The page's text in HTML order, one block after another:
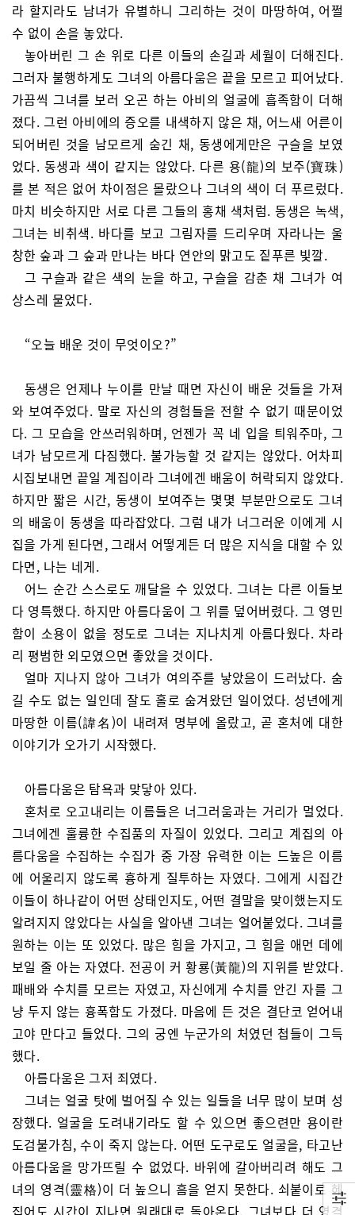
라 할지라도 남녀가 유별하니 그리하는 것이 마땅하여, 어쩔
수 없이 손을 놓았다.
놓아버린 그 손 위로 다른 이들의 손길과 세월이 더해진다.
그러자 불행하게도 그녀의 아름다움은 끝을 모르고 피어났다.
가끔씩 그녀를 보러 오곤 하는 아비의 얼굴에 흡족함이 더해
졌다. 그런 아비에의 증오를 내색하지 않은 채, 어느새 어른이
되어버린 것을 남모르게 숨긴 채, 동생에게만은 구슬을 보였
었다. 동생과 색이 같지는 않았다. 다른 용(龍)의 보주(寶珠)
를 본 적은 없어 차이점은 몰랐으나 그녀의 색이 더 푸르렀다.
마치 비슷하지만 서로 다른 그들의 홍채 색처럼. 동생은 녹색,
그녀는 비취색. 바다를 보고 그림자를 드리우며 자라나는 울
창한 숲과 그 숲과 만나는 바다 연안의 맑고도 짙푸른 빛깔.
그 구슬과 같은 색의 눈을 하고, 구슬을 감춘 채 그녀가 여
상스레 물었다.
“오늘 배운 것이 무엇이오?”
동생은 언제나 누이를 만날 때면 자신이 배운 것들을 가져
와 보여주었다. 말로 자신의 경험들을 전할 수 없기 때문이었
다. 그 모습을 안쓰러워하며, 언젠가 꼭 네 입을 틔워주마, 그
녀가 남모르게 다짐했다. 불가능할 것 같지는 않았다. 어차피
시집보내면 끝일 계집이라 그녀에겐 배움이 허락되지 않았다.
하지만 짧은 시간, 동생이 보여주는 몇몇 부분만으로도 그녀
의 배움이 동생을 따라잡았다. 그럼 내가 너그러운 이에게 시
집을 가게 된다면, 그래서 어떻게든 더 많은 지식을 대할 수 있
다면, 나는 네게.
어느 순간 스스로도 깨달을 수 있었다. 그녀는 다른 이들보
다 영특했다. 하지만 아름다움이 그 위를 덮어버렸다. 그 영민
함이 소용이 없을 정도로 그녀는 지나치게 아름다웠다. 차라
리 평범한 외모였으면 좋았을 것이다.
얼마 지나지 않아 그녀가 여의주를 낳았음이 드러났다. 숨
길 수도 없는 일인데 잘도 홀로 숨겨왔던 일이었다. 성년에게
마땅한 이름(諱名)이 내려져 명부에 올랐고, 곧 혼처에 대한
이야기가 오가기 시작했다.
아름다움은 탐욕과 맞닿아 있다.
혼처로 오고내리는 이름들은 너그러움과는 거리가 멀었다.
그녀에겐 훌륭한 수집품의 자질이 있었다. 그리고 계집의 아
름다움을 수집하는 수집가 중 가장 유력한 이는 드높은 이름
에 어울리지 않도록 흉하게 질투하는 자였다. 그에게 시집간
이들이 하나같이 어떤 상태인지도, 어떤 결말을 맞이했는지도
알려지지 않았다는 사실을 알아낸 그녀는 얼어붙었다. 그녀를
원하는 이는 또 있었다. 많은 힘을 가지고, 그 힘을 애먼 데에
보일 줄 아는 자였다. 전공이 커 황룡(黃龍)의 지위를 받았다.
패배와 수치를 모르는 자였고, 자신에게 수치를 안긴 자를 그
냥 두지 않는 흉폭함도 가졌다. 마음에 든 것은 결단코 얻어내
고야 만다고 들었다. 그의 궁엔 누군가의 처였던 첩들이 그득
했다.
아름다움은 그저 죄였다.
그녀는 얼굴 탓에 벌어질 수 있는 일들을 너무 많이 보며 성
장했다. 얼굴을 도려내기라도 할 수 있으면 좋으련만 용이란
도검불가침, 수이 죽지 않는다. 어떤 도구로도 얼굴을, 타고난
아름다움을 망가뜨릴 수 없었다. 바위에 갈아버리려 해도 그
녀의 영격(靈格)이 더 높으니 흠을 얻지 못한다. 쇠붙이로 헤
집어도 시간이 지나면 원래대로 돌아온다. 그녀보다 더 영격